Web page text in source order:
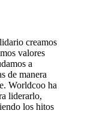
creamos
valores
a
de manera
Worldcoo ha
liderarlo,
los hitos